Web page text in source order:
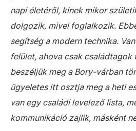
napi életéről, kinek mikor
dolgozik, mivel foglalkozik.
segítség a modern technika.
felület, ahova csak családtagok
beszéljük meg a Bory-várban
ügyeletes itt osztja meg a heti
van egy családi levelező lista,
kommunikáció zajlik, másként